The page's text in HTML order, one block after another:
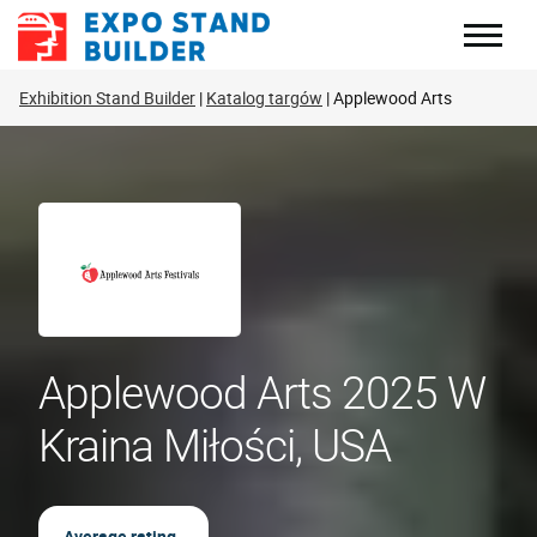
Skip
Exhibition Stand Builder Katalog targów Applewood Arts
Applewood Arts 2025 W
Kraina Miłości, USA